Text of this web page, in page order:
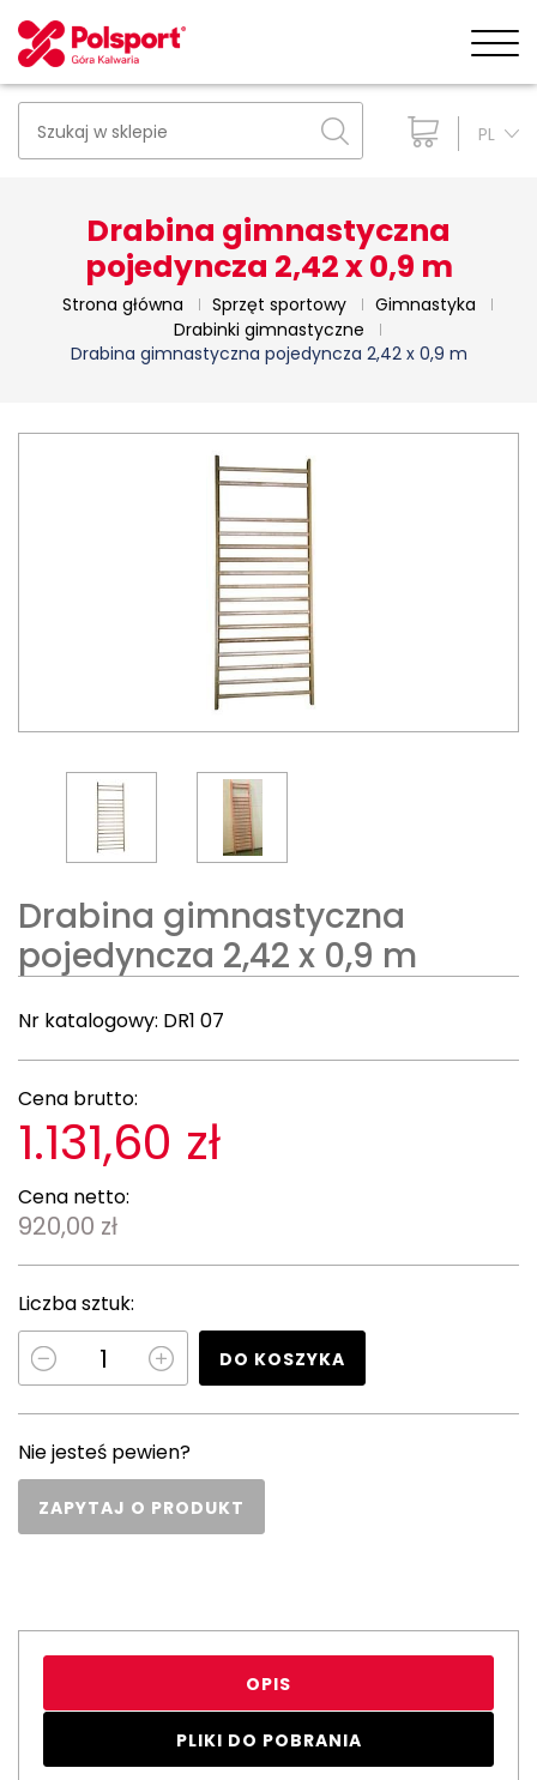
PL
Drabina gimnastyczna
pojedyncza 2,42 x 0,9 m
Strona główna Sprzęt sportowy
Gimnastyka
Drabinki gimnastyczne
Drabina gimnastyczna pojedyncza 2,42 x 0,9 m
Drabina gimnastyczna
pojedyncza 2,42 x 0,9 m
Nr katalogowy: DR1 07
Cena brutto:
1.131,60 zł
Cena netto:
920,00 zł
Liczba sztuk:
DO KOSZYKA
Nie jesteś pewien?
ZAPYTAJ O PRODUKT
OPIS
PLIKI DO POBRANIA